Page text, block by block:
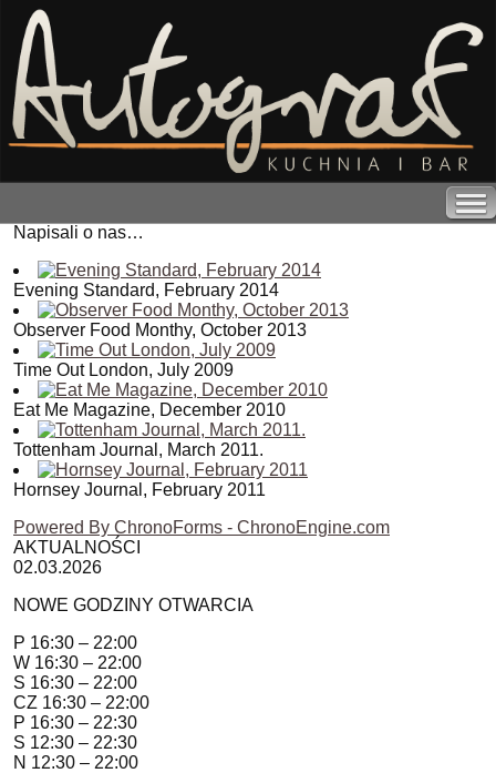
Napisali o nas…
Evening Standard, February 2014
Observer Food Monthy, October 2013
Time Out London, July 2009
Eat Me Magazine, December 2010
Tottenham Journal, March 2011.
Hornsey Journal, February 2011
Powered By ChronoForms - ChronoEngine.com
AKTUALNOŚCI
02.03.2026
NOWE GODZINY OTWARCIA
P 16:30 – 22:00
W 16:30 – 22:00
S 16:30 – 22:00
CZ 16:30 – 22:00
P 16:30 – 22:30
S 12:30 – 22:30
N 12:30 – 22:00